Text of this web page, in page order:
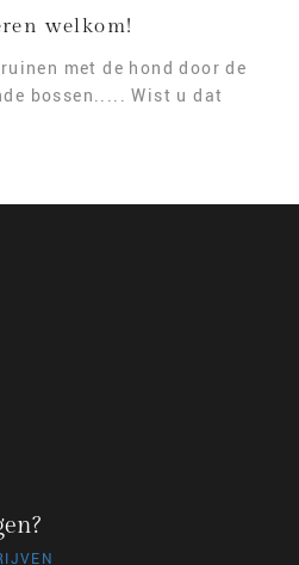
welkom!
met de hond door de
bossen..... Wist u dat